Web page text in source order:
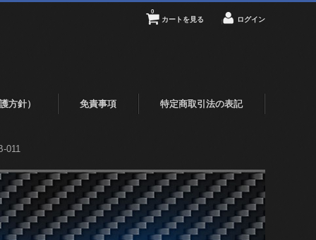
カートを見る
0
ログイン
方針） 免責事項 特定商取引法の表記
011